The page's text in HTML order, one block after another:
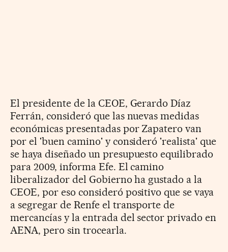
El presidente de la CEOE, Gerardo Díaz
Ferrán, consideró que las nuevas medidas
económicas presentadas por Zapatero van
por el 'buen camino' y consideró 'realista' que
se haya diseñado un presupuesto equilibrado
para 2009, informa Efe. El camino
liberalizador del Gobierno ha gustado a la
CEOE, por eso consideró positivo que se vaya
a segregar de Renfe el transporte de
mercancías y la entrada del sector privado en
AENA, pero sin trocearla.